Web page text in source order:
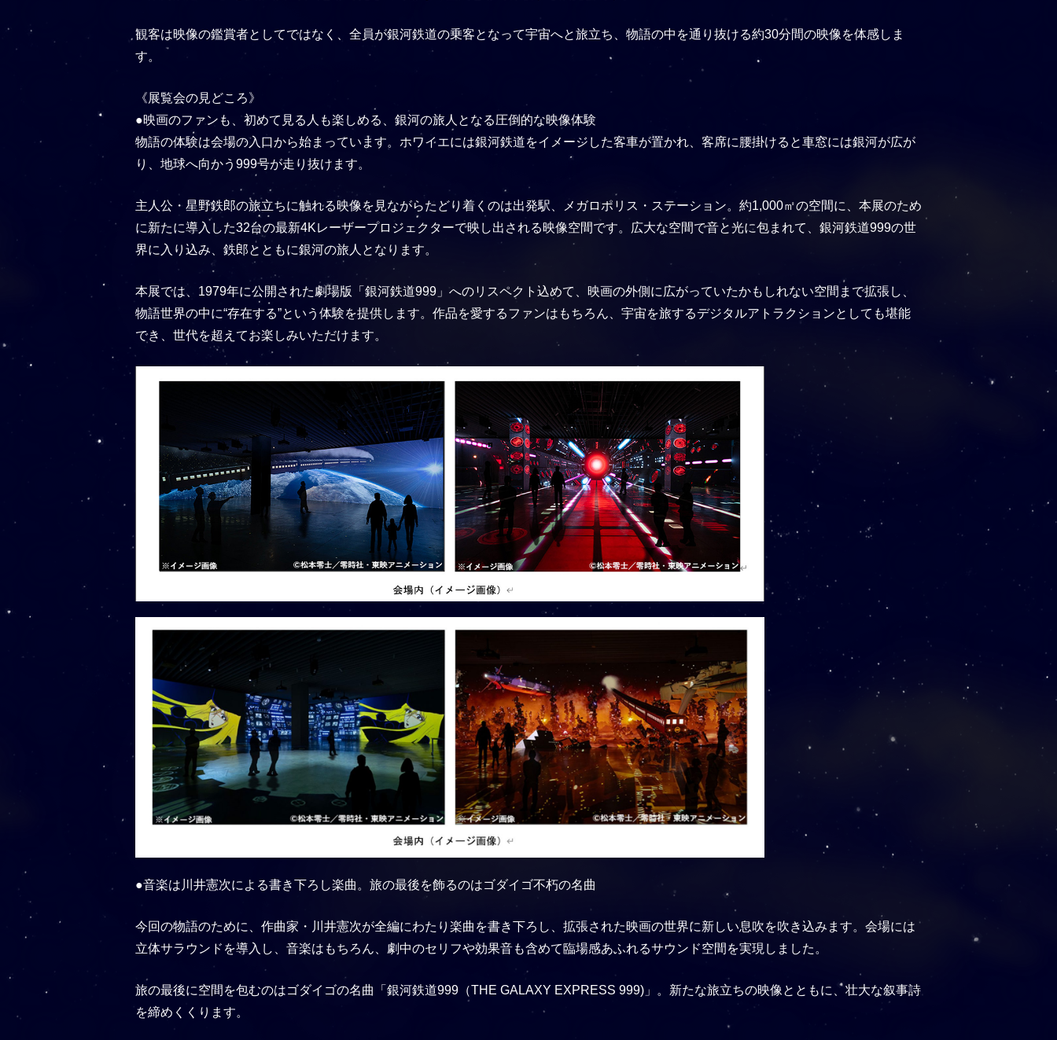
観客は映像の鑑賞者としてではなく、全員が銀河鉄道の乗客となって宇宙へと旅立ち、物語の中を通り抜ける約30分間の映像を体感しま
す。
《展覧会の見どころ》
●映画のファンも、初めて見る人も楽しめる、銀河の旅人となる圧倒的な映像体験
物語の体験は会場の入口から始まっています。ホワイエには銀河鉄道をイメージした客車が置かれ、客席に腰掛けると車窓には銀河が広が
り、地球へ向かう999号が走り抜けます。
主人公・星野鉄郎の旅立ちに触れる映像を見ながらたどり着くのは出発駅、メガロポリス・ステーション。約1,000㎡の空間に、本展のため
に新たに導入した32台の最新4Kレーザープロジェクターで映し出される映像空間です。広大な空間で音と光に包まれて、銀河鉄道999の世
界に入り込み、鉄郎とともに銀河の旅人となります。
本展では、1979年に公開された劇場版「銀河鉄道999」へのリスペクト込めて、映画の外側に広がっていたかもしれない空間まで拡張し、
物語世界の中に“存在する”という体験を提供します。作品を愛するファンはもちろん、宇宙を旅するデジタルアトラクションとしても堪能
でき、世代を超えてお楽しみいただけます。
●音楽は川井憲次による書き下ろし楽曲。旅の最後を飾るのはゴダイゴ不朽の名曲
今回の物語のために、作曲家・川井憲次が全編にわたり楽曲を書き下ろし、拡張された映画の世界に新しい息吹を吹き込みます。会場には
立体サラウンドを導入し、音楽はもちろん、劇中のセリフや効果音も含めて臨場感あふれるサウンド空間を実現しました。
旅の最後に空間を包むのはゴダイゴの名曲「銀河鉄道999（THE GALAXY EXPRESS 999)」。新たな旅立ちの映像とともに、壮大な叙事詩
を締めくくります。